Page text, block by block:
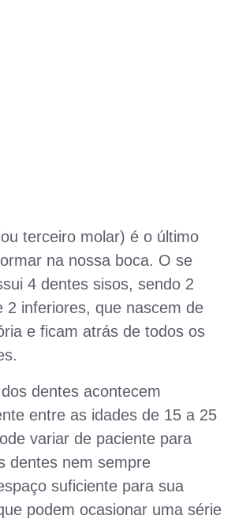
terceiro molar) é o último
na nossa boca. O se
4 dentes sisos, sendo 2
2 inferiores, que nascem de
e ficam atrás de todos os
dentes acontecem
entre as idades de 15 a 25
variar de paciente para
dentes nem sempre
suficiente para sua
podem ocasionar uma série